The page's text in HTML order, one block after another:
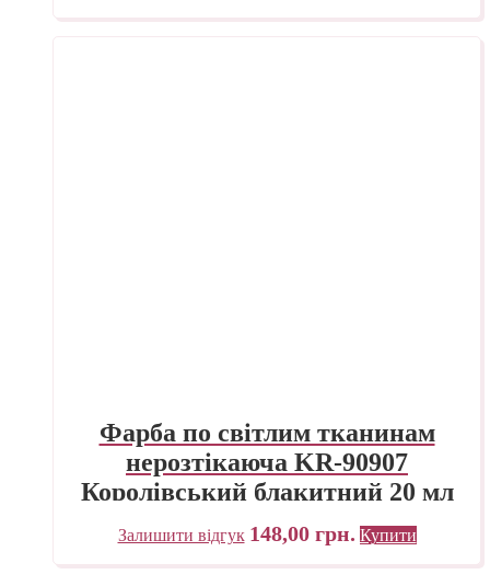
Фарба по світлим тканинам
нерозтікаюча KR-90907
Королівський блакитний 20 мл
Sunny Javana C.KREUL
Залишити відгук 148,00 грн. Купити